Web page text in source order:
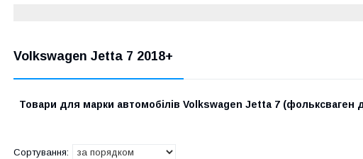
Volkswagen Jetta 7 2018+
Товари для марки автомобілів Volkswagen Jetta 7 (фольксваген